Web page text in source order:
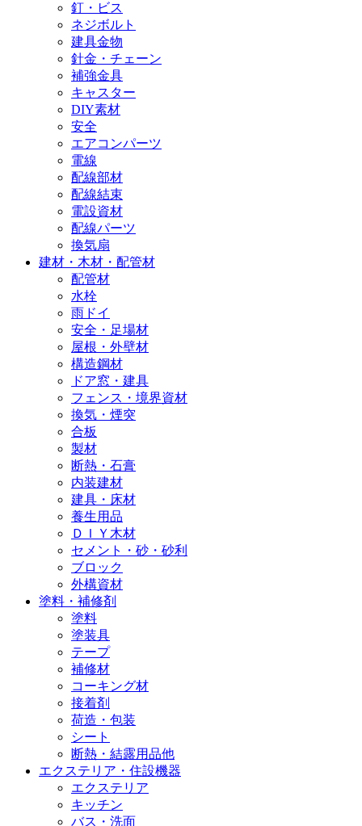
釘・ビス
ネジボルト
建具金物
針金・チェーン
補強金具
キャスター
DIY素材
安全
エアコンパーツ
電線
配線部材
配線結束
電設資材
配線パーツ
換気扇
建材・木材・配管材
配管材
水栓
雨ドイ
安全・足場材
屋根・外壁材
構造鋼材
ドア窓・建具
フェンス・境界資材
換気・煙突
合板
製材
断熱・石膏
内装建材
建具・床材
養生用品
ＤＩＹ木材
セメント・砂・砂利
ブロック
外構資材
塗料・補修剤
塗料
塗装具
テープ
補修材
コーキング材
接着剤
荷造・包装
シート
断熱・結露用品他
エクステリア・住設機器
エクステリア
キッチン
バス・洗面